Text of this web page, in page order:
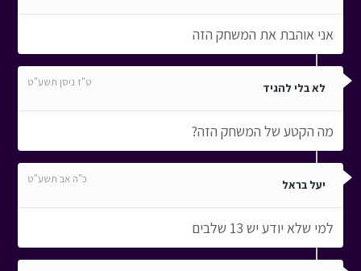
אני אוהבת את המשחק הזה
לא בלי להגיד ט"ז ניסן תשע"ט
מה הקטע של המשחק הזה?
יעל בראל כ"ה אב תשע"ט
למי שלא יודע יש 13 שלבים